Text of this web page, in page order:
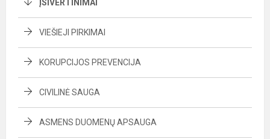
ĮSIVERTINIMAI
VIEŠIEJI PIRKIMAI
KORUPCIJOS PREVENCIJA
CIVILINĖ SAUGA
ASMENS DUOMENŲ APSAUGA